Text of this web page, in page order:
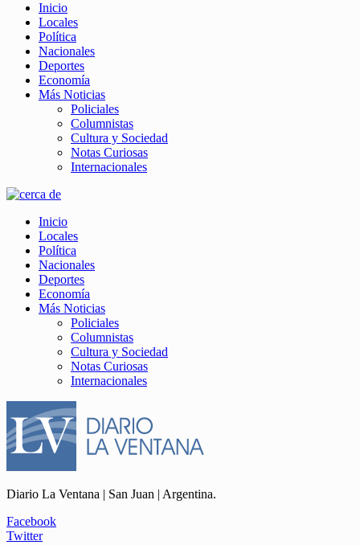
Inicio
Locales
Política
Nacionales
Deportes
Economía
Más Noticias
Policiales
Columnistas
Cultura y Sociedad
Notas Curiosas
Internacionales
Inicio
Locales
Política
Nacionales
Deportes
Economía
Más Noticias
Policiales
Columnistas
Cultura y Sociedad
Notas Curiosas
Internacionales
Diario La Ventana | San Juan | Argentina.
Facebook
Twitter